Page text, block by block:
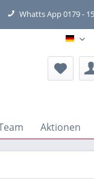
Whatts App 0179 -
Aktionen